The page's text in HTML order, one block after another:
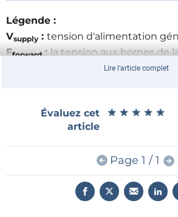
Légende :
Vsupply : tension d'alimentation
Fforward:la tension aux bornes de
la tension aux bornes de la
limitation
Calcul de la valeur (en ohms)
La fonction de cette résistance est
Lire l'article complet
Évaluez cet
article
★ ★ ★ ★ ★
★ ★ ★ ★ ★
Page 1 / 1